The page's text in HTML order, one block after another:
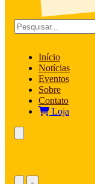
Início
Notícias
Eventos
Sobre
Contato
Loja